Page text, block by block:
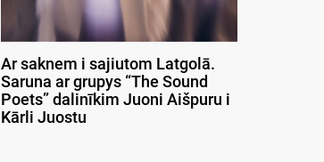
Ar saknem i sajiutom Latgolā.
Saruna ar grupys “The Sound
Poets” dalinīkim Juoni Aišpuru i
Kārli Juostu